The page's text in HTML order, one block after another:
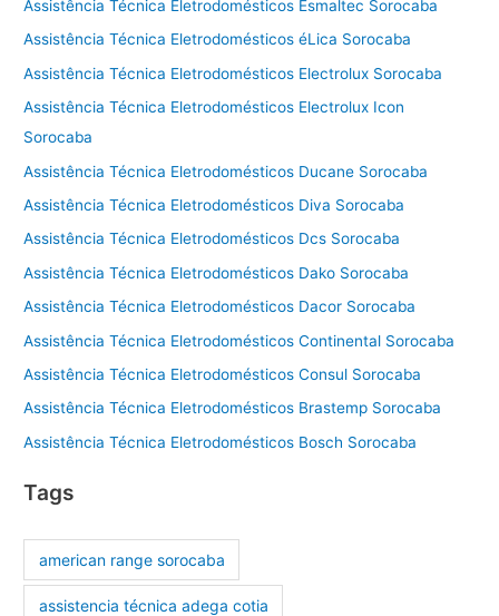
Assistência Técnica Eletrodomésticos Esmaltec Sorocaba
Assistência Técnica Eletrodomésticos éLica Sorocaba
Assistência Técnica Eletrodomésticos Electrolux Sorocaba
Assistência Técnica Eletrodomésticos Electrolux Icon
Sorocaba
Assistência Técnica Eletrodomésticos Ducane Sorocaba
Assistência Técnica Eletrodomésticos Diva Sorocaba
Assistência Técnica Eletrodomésticos Dcs Sorocaba
Assistência Técnica Eletrodomésticos Dako Sorocaba
Assistência Técnica Eletrodomésticos Dacor Sorocaba
Assistência Técnica Eletrodomésticos Continental Sorocaba
Assistência Técnica Eletrodomésticos Consul Sorocaba
Assistência Técnica Eletrodomésticos Brastemp Sorocaba
Assistência Técnica Eletrodomésticos Bosch Sorocaba
Tags
american range sorocaba
assistencia técnica adega cotia